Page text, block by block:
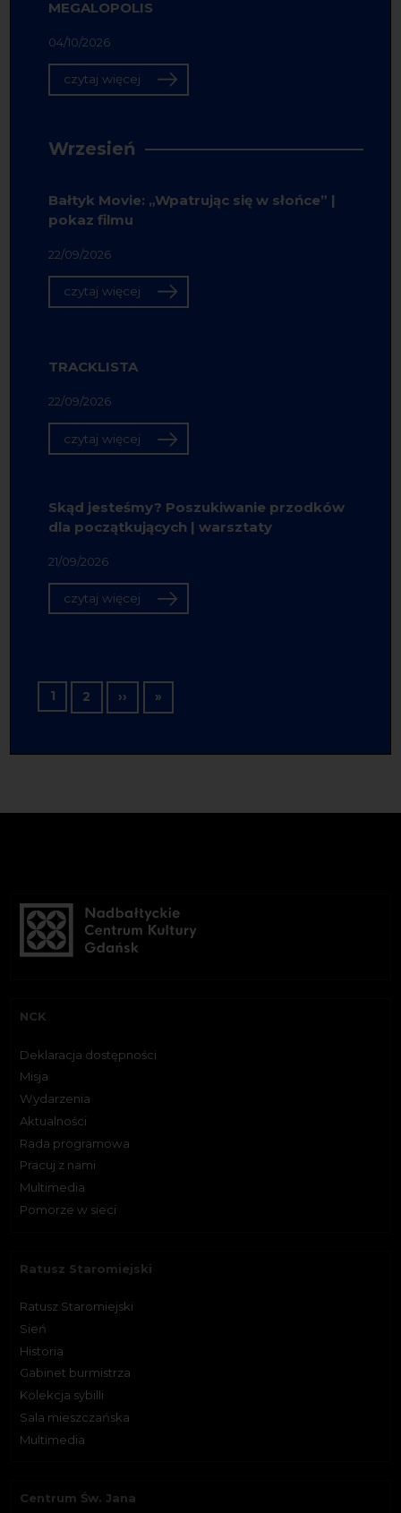
MEGALOPOLIS
04/10/2026
czytaj więcej
Wrzesień
Bałtyk Movie: „Wpatrując się w słońce” |
pokaz filmu
22/09/2026
czytaj więcej
TRACKLISTA
22/09/2026
czytaj więcej
Skąd jesteśmy? Poszukiwanie przodków
dla początkujących | warsztaty
21/09/2026
czytaj więcej
Stronicowanie
1 2 ›› Następna strona
»Ostatnia strona
NCK
Deklaracja dostępności
Misja
Wydarzenia
Aktualności
Rada programowa
Pracuj z nami
Multimedia
Pomorze w sieci
Ratusz Staromiejski
Ratusz Staromiejski
Sień
Historia
Gabinet burmistrza
Kolekcja sybilli
Sala mieszczańska
Multimedia
Centrum Św. Jana